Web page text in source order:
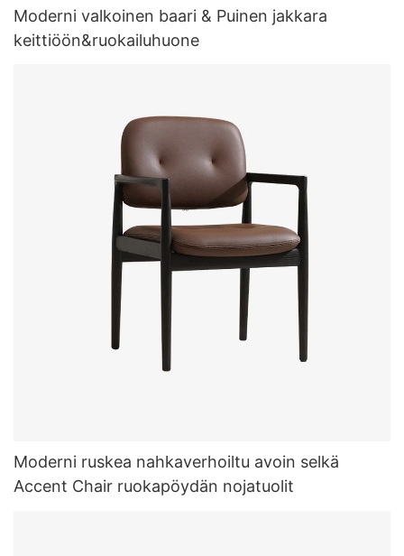
Moderni valkoinen baari & Puinen jakkara
keittiöön&ruokailuhuone
Moderni ruskea nahkaverhoiltu avoin selkä
Accent Chair ruokapöydän nojatuolit